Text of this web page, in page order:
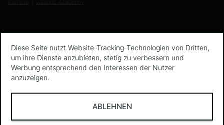
Diese Seite nutzt Website-Tracking-Technologien von Dritten,
um ihre Dienste anzubieten, stetig zu verbessern und
Werbung entsprechend den Interessen der Nutzer
anzuzeigen.
ABLEHNEN